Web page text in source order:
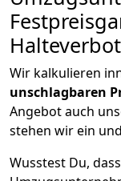
Wir kalkulieren
unschlagbaren
Angebot auch
stehen wir ein
Wusstest Du,